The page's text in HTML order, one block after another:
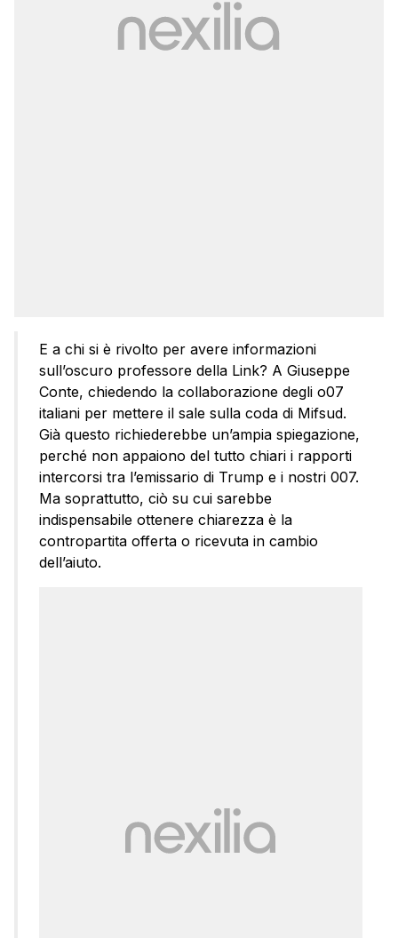
E a chi si è rivolto per avere informazioni
sull’oscuro professore della Link? A Giuseppe
Conte, chiedendo la collaborazione degli o07
italiani per mettere il sale sulla coda di Mifsud.
Già questo richiederebbe un’ampia spiegazione,
perché non appaiono del tutto chiari i rapporti
intercorsi tra l’emissario di Trump e i nostri 007.
Ma soprattutto, ciò su cui sarebbe
indispensabile ottenere chiarezza è la
contropartita offerta o ricevuta in cambio
dell’aiuto.